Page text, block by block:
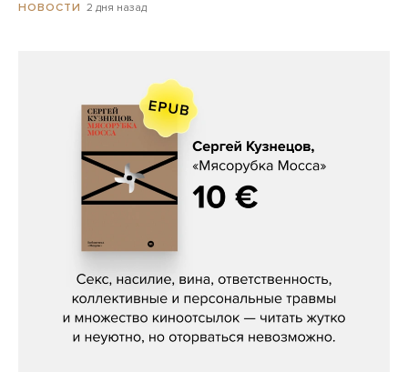
НОВОСТИ 2 дня назад
Сергей Кузнецов, «Мясорубка